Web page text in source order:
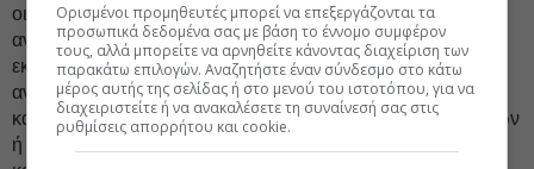
οι ανταγωνιστικές πιέσεις με την είσοδο ενός νέου
ανταγωνιστικού καταστήματος, που θα προκύψει από την
εκποίηση καθενός από τα εκποιούμενα καταστήματα σε
ανταγωνιστή και από την ένταξη των συνεργαζόμενων
καταστημάτων σε δίκτυα λιανικής ανταγωνιστικών αλυσίδων
ή από την ανεξάρτητη λειτουργία τους στην αγορά,, στην
Ορισμένοι προμηθευτές μπορεί να επεξεργάζονται τα
προσωπικά δεδομένα σας με βάση το έννομο συμφέρον
τους, αλλά μπορείτε να αρνηθείτε κάνοντας διαχείριση των
παρακάτω επιλογών. Αναζητήστε έναν σύνδεσμο στο κάτω
μέρος αυτής της σελίδας ή στο μενού του ιστοτόπου, για να
διαχειριστείτε ή να ανακαλέσετε τη συναίνεσή σας στις
ρυθμίσεις απορρήτου και cookie.